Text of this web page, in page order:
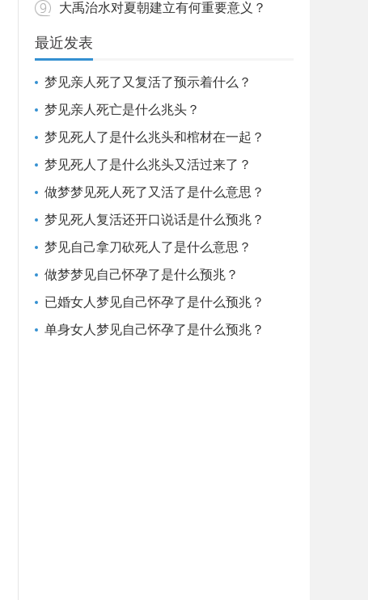
大禹治水对夏朝建立有何重要意义？
最近发表
梦见亲人死了又复活了预示着什么？
梦见亲人死亡是什么兆头？
梦见死人了是什么兆头和棺材在一起？
梦见死人了是什么兆头又活过来了？
做梦梦见死人死了又活了是什么意思？
梦见死人复活还开口说话是什么预兆？
梦见自己拿刀砍死人了是什么意思？
做梦梦见自己怀孕了是什么预兆？
已婚女人梦见自己怀孕了是什么预兆？
单身女人梦见自己怀孕了是什么预兆？